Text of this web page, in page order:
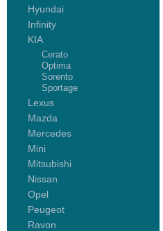
Hyundai
Infinity
KIA
Cerato
Optima
Sorento
Sportage
Lexus
Mazda
Mercedes
Mini
Mitsubishi
Nissan
Opel
Peugeot
Ravon